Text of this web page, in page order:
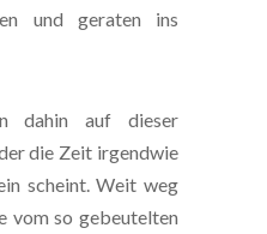
und geraten ins
dahin auf dieser
die Zeit irgendwie
scheint. Weit weg
vom so gebeutelten